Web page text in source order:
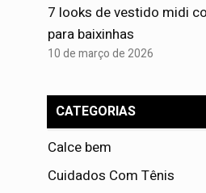
7 looks de vestido midi
para baixinhas
10 de março de 2026
CATEGORIAS
Calce bem
Cuidados Com Tênis